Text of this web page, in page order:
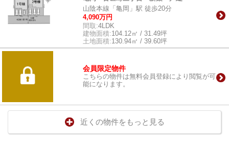
山陰本線「亀岡」駅 徒歩20分
4,090万円
間取:4LDK
建物面積:104.12㎡ / 31.49坪
土地面積:130.94㎡ / 39.60坪
会員限定物件
こちらの物件は無料会員登録により閲覧が可
能になります。
近くの物件をもっと見る